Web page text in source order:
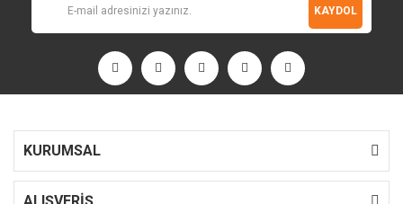
KAYDOL
KURUMSAL
ALIŞVERİŞ